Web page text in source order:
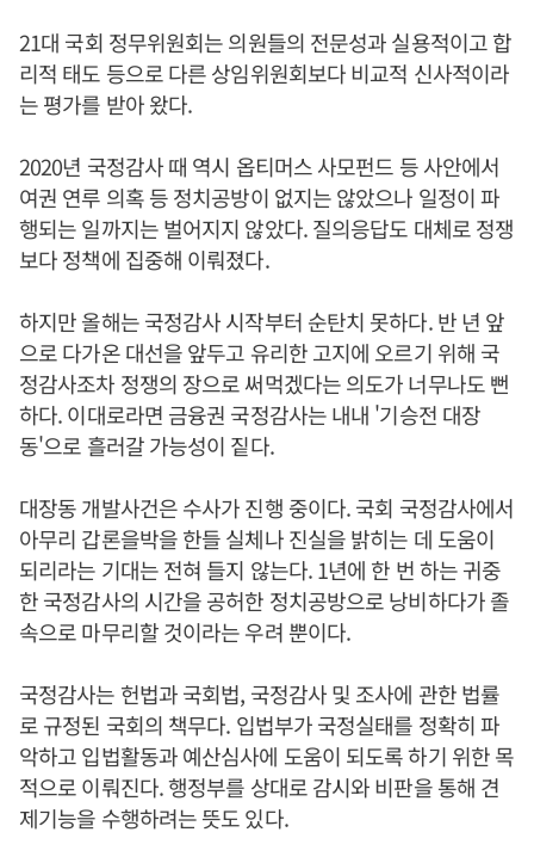
21대 국회 정무위원회는 의원들의 전문성과 실용적이고 합
리적 태도 등으로 다른 상임위원회보다 비교적 신사적이라
는 평가를 받아 왔다.
2020년 국정감사 때 역시 옵티머스 사모펀드 등 사안에서
여권 연루 의혹 등 정치공방이 없지는 않았으나 일정이 파
행되는 일까지는 벌어지지 않았다. 질의응답도 대체로 정쟁
보다 정책에 집중해 이뤄졌다.
하지만 올해는 국정감사 시작부터 순탄치 못하다. 반 년 앞
으로 다가온 대선을 앞두고 유리한 고지에 오르기 위해 국
정감사조차 정쟁의 장으로 써먹겠다는 의도가 너무나도 뻔
하다. 이대로라면 금융권 국정감사는 내내 '기승전 대장
동'으로 흘러갈 가능성이 짙다.
대장동 개발사건은 수사가 진행 중이다. 국회 국정감사에서
아무리 갑론을박을 한들 실체나 진실을 밝히는 데 도움이
되리라는 기대는 전혀 들지 않는다. 1년에 한 번 하는 귀중
한 국정감사의 시간을 공허한 정치공방으로 낭비하다가 졸
속으로 마무리할 것이라는 우려 뿐이다.
국정감사는 헌법과 국회법, 국정감사 및 조사에 관한 법률
로 규정된 국회의 책무다. 입법부가 국정실태를 정확히 파
악하고 입법활동과 예산심사에 도움이 되도록 하기 위한 목
적으로 이뤄진다. 행정부를 상대로 감시와 비판을 통해 견
제기능을 수행하려는 뜻도 있다.